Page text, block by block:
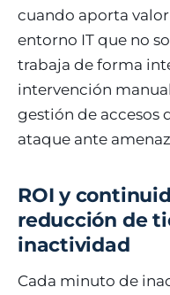
cuando aporta
entorno IT que no
trabaja de forma
intervención
gestión de accesos
ataque ante
ROI y
reducción de
inactividad
Cada minuto de